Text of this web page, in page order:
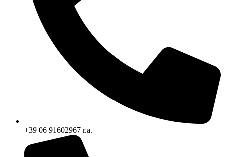
+39 06 91602967 r.a.